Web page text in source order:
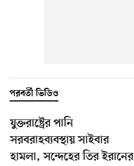
পরবর্তী ভিডিও
যুক্তরাষ্ট্রের পানি
সরবরাহব্যবস্থায় সাইবার
হামলা, সন্দেহের তির ইরানের